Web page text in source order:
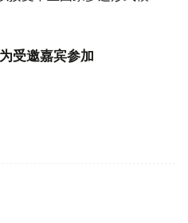
受邀嘉宾参加